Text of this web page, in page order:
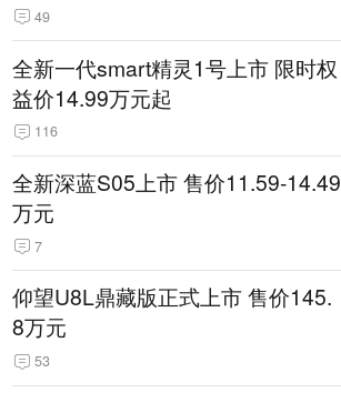
49
全新一代smart精灵1号上市 限时权
益价14.99万元起
116
全新深蓝S05上市 售价11.59-14.49
万元
7
仰望U8L鼎藏版正式上市 售价145.
8万元
53